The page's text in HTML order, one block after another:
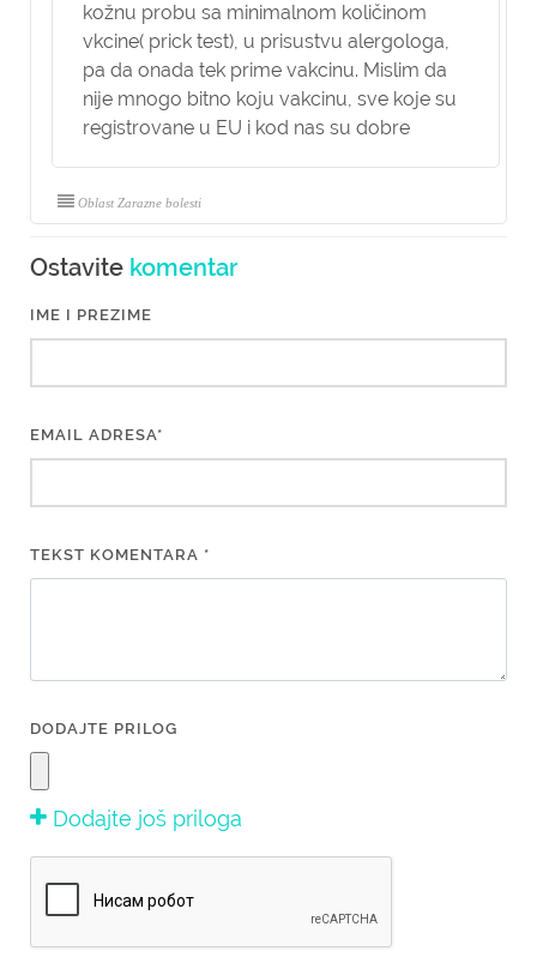
kožnu probu sa minimalnom količinom
vkcine( prick test), u prisustvu alergologa,
pa da onada tek prime vakcinu. Mislim da
nije mnogo bitno koju vakcinu, sve koje su
registrovane u EU i kod nas su dobre
Oblast Zarazne bolesti
Ostavite komentar
IME I PREZIME
EMAIL ADRESA*
TEKST KOMENTARA *
DODAJTE PRILOG
Dodajte još priloga